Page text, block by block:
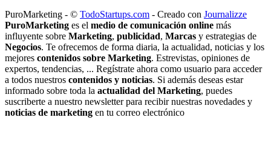
PuroMarketing - © TodoStartups.com - Creado con Journalizze
PuroMarketing es el medio de comunicación online más
influyente sobre Marketing, publicidad, Marcas y estrategias de
Negocios. Te ofrecemos de forma diaria, la actualidad, noticias y los
mejores contenidos sobre Marketing. Estrevistas, opiniones de
expertos, tendencias, ... Regístrate ahora como usuario para acceder
a todos nuestros contenidos y noticias. Si además deseas estar
informado sobre toda la actualidad del Marketing, puedes
suscriberte a nuestro newsletter para recibir nuestras novedades y
noticias de marketing en tu correo electrónico